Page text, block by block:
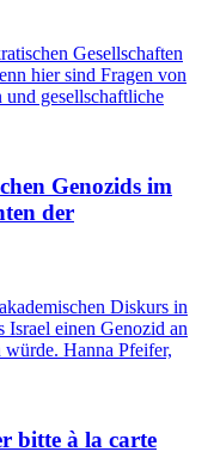
Gesellschaften
hier sind Fragen von
gesellschaftliche
Genozids im
der
Diskurs in
Israel einen Genozid an
würde. Hanna Pfeifer,
bitte à la carte